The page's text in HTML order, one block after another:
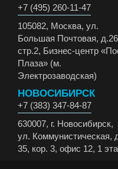
+7 (495) 260-11-47
105082, Москва, ул.
Большая Почтовая,
стр.2, Бизнес-центр
Плаза» (м.
Электрозаводская)
НОВОСИБИРСК
+7 (383) 347-84-87
630007, г. Новосибирск,
ул. Коммунистическая,
35, кор. 3, офис 12, 1